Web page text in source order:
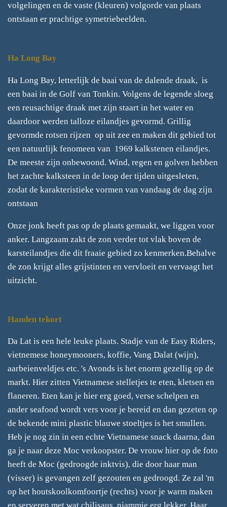
volgelingen en de vaste (kleuren) volgorde van plaats
ontstaan er prachtige symetriebeelden.
Ha Long Bay
Ha Long Bay, letterlijk de baai van de dalende draak, is
een baai in de Golf van Tonkin. Volgens de legende sloeg
een reusachtige draak met zijn staart in het water en
daardoor werden talloze eilandjes gevormd. Grillig
gevormde rotsen rijzen op uit zee en maken dit gebied tot
een natuurlijk fenomeen van 1969 kalkstenen eilandjes.
De meeste zijn onbewoond. Wind, regen en golven hebben
het zachte kalksteen in de loop der tijden uitgesleten,
zodat de karakteristieke vormen van vandaag de dag zijn
ontstaan
Onze jonk heeft pas op de plaats gemaakt, we liggen voor
anker. Langzaam zakt de zon verder tot vlak boven de
karsteilandjes die dit fraaie gebied zo kenmerken.Behalve
de zon krijgt alles grijstinten en vervloeit en vervaagt het
uitzicht.
Handen tekort
Da Lat is een hele leuke plaats. Stadje van de Easy Riders,
vietnemese honeymooners, koffie, Vang Dalat (wijn),
aarbeienveldjes etc. 's Avonds is het enorm gezellig op de
markt. Hier zitten Vietnamese stelletjes te eten, kletsen en
flaneren. Eten kan je hier erg goed, verse schelpen en
ander seafood wordt vers voor je bereid en dan gezeten op
de bekende mini plastic blauwe stoeltjes is het smullen.
Heb je nog zin in een echte Vietnamese snack daarna, dan
ga je naar deze Moc verkoopster. De vrouw hier op de foto
heeft de Moc (gedroogde inktvis), die door haar man
(visser) is gevangen zelf gezouten en gedroogd. Ze zal 'm
op het houtskoolkomfoortje (rechts) voor je warm maken